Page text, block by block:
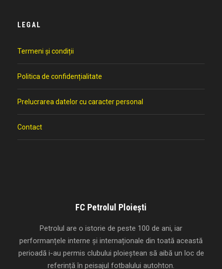
LEGAL
Termeni și condiții
Politica de confidențialitate
Prelucrarea datelor cu caracter personal
Contact
FC Petrolul Ploiești
Petrolul are o istorie de peste 100 de ani, iar
performanțele interne și internaționale din toată această
perioadă i-au permis clubului ploieștean să aibă un loc de
referință în peisajul fotbalului autohton.